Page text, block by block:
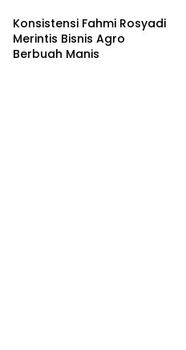
Konsistensi Fahmi Rosyadi
Merintis Bisnis Agro
Berbuah Manis